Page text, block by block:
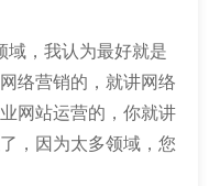
，我认为最好就是
络营销的，就讲网络
网站运营的，你就讲
，因为太多领域，您